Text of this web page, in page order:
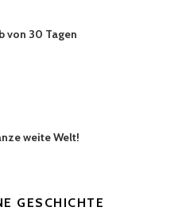
von 30 Tagen
weite Welt!
GESCHICHTE